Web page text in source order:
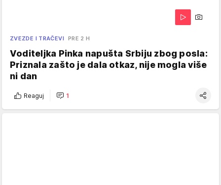
ZVEZDE I TRAČEVI PRE 2 H
Voditeljka Pinka napušta Srbiju zbog posla:
Priznala zašto je dala otkaz, nije mogla više
ni dan
Reaguj 1